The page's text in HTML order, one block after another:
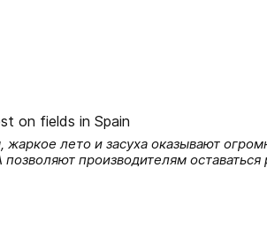
лето и засуха оказывают
производителям